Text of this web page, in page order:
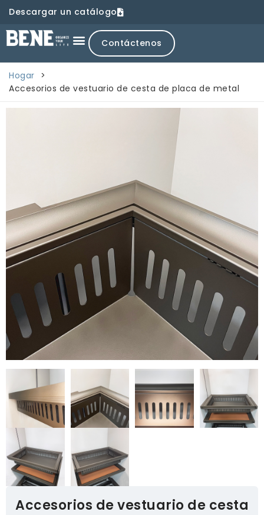
Descargar un catálogo
Contáctenos
Hogar >
Accesorios de vestuario de cesta de placa de metal
Accesorios de vestuario de cesta